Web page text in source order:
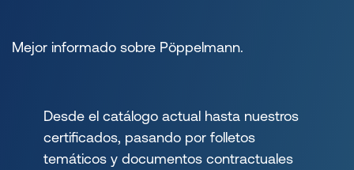
Mejor informado sobre Pöppelmann.
Desde el catálogo actual hasta nuestros
certificados, pasando por folletos
temáticos y documentos contractuales